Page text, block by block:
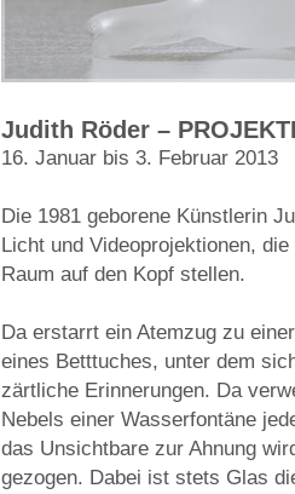
Judith Röder –
16. Januar bis 3. Februar 2013
Die 1981 geborene Künstlerin
Licht und Videoprojektionen,
Raum auf den Kopf stellen.
Da erstarrt ein Atemzug zu
eines Betttuches, unter dem
zärtliche Erinnerungen. Da
Nebels einer Wasserfontäne
das Unsichtbare zur Ahnung
gezogen. Dabei ist stets Glas